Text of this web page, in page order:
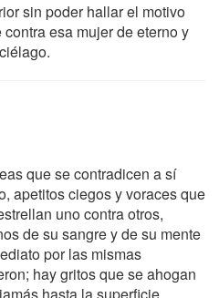
sin poder hallar el motivo
esa mujer de eterno y
que se contradicen a sí
apetitos ciegos y voraces que
uno contra otros,
de su sangre y de su mente
por las mismas
hay gritos que se ahogan